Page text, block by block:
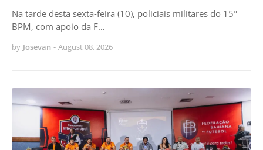
Na tarde desta sexta-feira (10), policiais militares do 15º
BPM, com apoio da F…
by Josevan - August 08, 2026